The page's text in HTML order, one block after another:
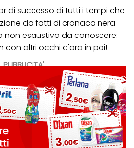
PUBBLICITA'
di successo di tutti i tempi che
da fatti di cronaca nera
non esaustivo da conoscere:
con altri occhi d'ora in poi!